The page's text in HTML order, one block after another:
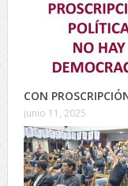
CON
junio 11, 2025